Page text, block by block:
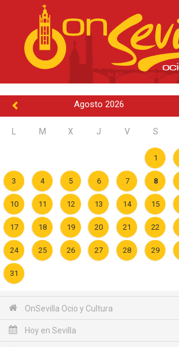
Agosto 2026
M X J V S
1
3 4 5 6 7 8
10 11 12 13 14 15
17 18 19 20 21 22
24 25 26 27 28 29
31
OnSevilla Ocio y Cultura
Hoy en Sevilla